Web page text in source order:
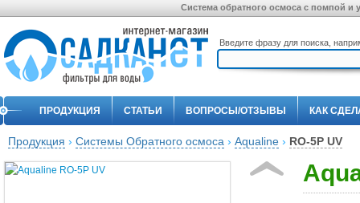
Система обратного осмоса с помпой и
Введите фразу для поиска,
ПРОДУКЦИЯ СТАТЬИ ВОПРОСЫ/ОТЗЫВЫ КАК
Продукция › Системы Обратного осмоса › Aqualine › RO-5P UV